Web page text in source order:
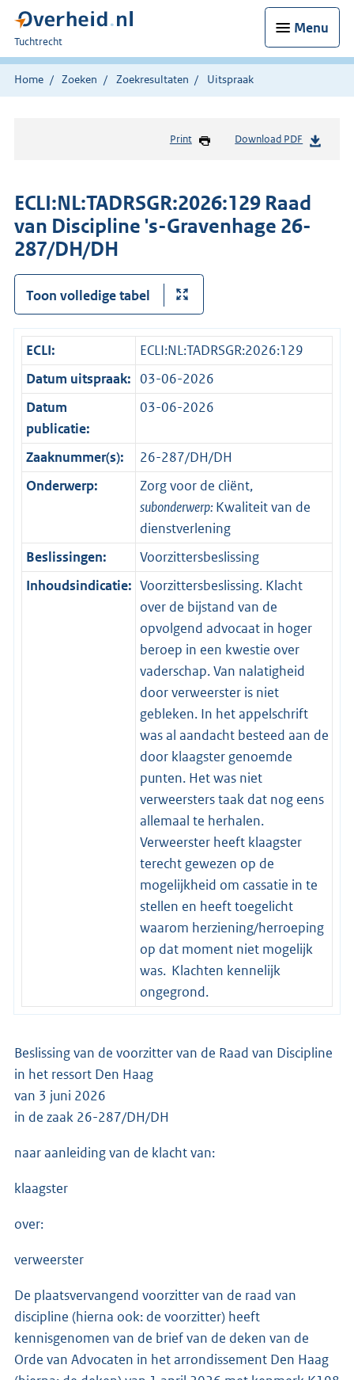
Menu
U
bent
hier:
Tuchtrecht
Home Zoeken Zoekresultaten Uitspraak
Print Download PDF
ECLI:NL:TADRSGR:2026:129 Raad
van Discipline 's-Gravenhage 26-
287/DH/DH
Toon volledige tabel
ECLI:
ECLI:NL:TADRSGR:2026:129
Datum uitspraak: 03-06-2026
Datum
publicatie:
03-06-2026
Zaaknummer(s):
26-287/DH/DH
Onderwerp:
Zorg voor de cliënt,
subonderwerp: Kwaliteit van de
dienstverlening
Beslissingen:
Voorzittersbeslissing
Inhoudsindicatie: Voorzittersbeslissing. Klacht
over de bijstand van de
opvolgend advocaat in hoger
beroep in een kwestie over
vaderschap. Van nalatigheid
door verweerster is niet
gebleken. In het appelschrift
was al aandacht besteed aan de
door klaagster genoemde
punten. Het was niet
verweersters taak dat nog eens
allemaal te herhalen.
Verweerster heeft klaagster
terecht gewezen op de
mogelijkheid om cassatie in te
stellen en heeft toegelicht
waarom herziening/herroeping
op dat moment niet mogelijk
was. Klachten kennelijk
ongegrond.
Beslissing van de voorzitter van de Raad van Discipline
in het ressort Den Haag
van 3 juni 2026
in de zaak 26-287/DH/DH
naar aanleiding van de klacht van:
klaagster
over:
verweerster
De plaatsvervangend voorzitter van de raad van
discipline (hierna ook: de voorzitter) heeft
kennisgenomen van de brief van de deken van de
Orde van Advocaten in het arrondissement Den Haag